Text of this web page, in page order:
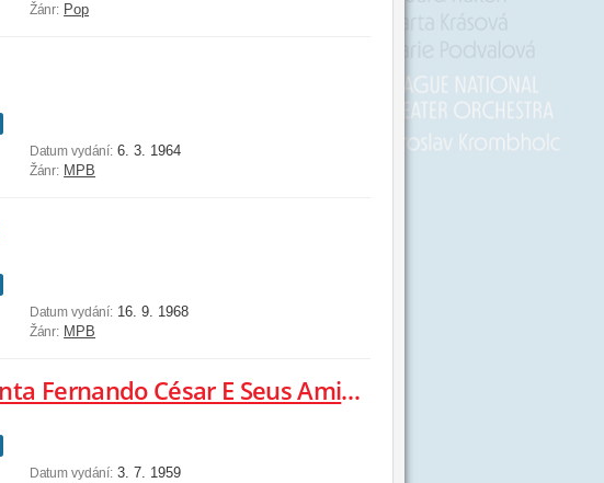
Žánr: Pop
Datum vydání: 6. 3. 1964
Žánr: MPB
Datum vydání: 16. 9. 1968
Žánr: MPB
Angela Maria Apresenta Fernando César E Seus Amigos
Datum vydání: 3. 7. 1959